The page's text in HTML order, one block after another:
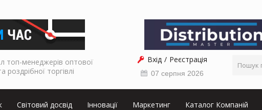
топ-менеджерів оптової
роздрібної торгівлі
Вхід Реєстрація
07 серпня 2026
Світовий досвід Інновації Маркетинг Каталог Компаній